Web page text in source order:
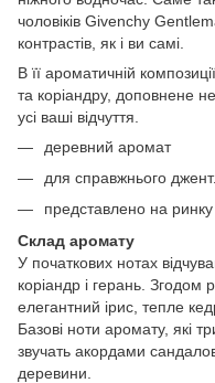
чоловіків Givenchy
контрастів, як і ви самі.
В її ароматичній
та коріандру, доповнене
усі ваші відчуття.
деревний аромат
для справжнього
представлено на
Склад аромату
У початкових нотах
коріандр і герань. Згодом
елегантний ірис, тепле
Базові ноти аромату, які
звучать акордами
деревини.